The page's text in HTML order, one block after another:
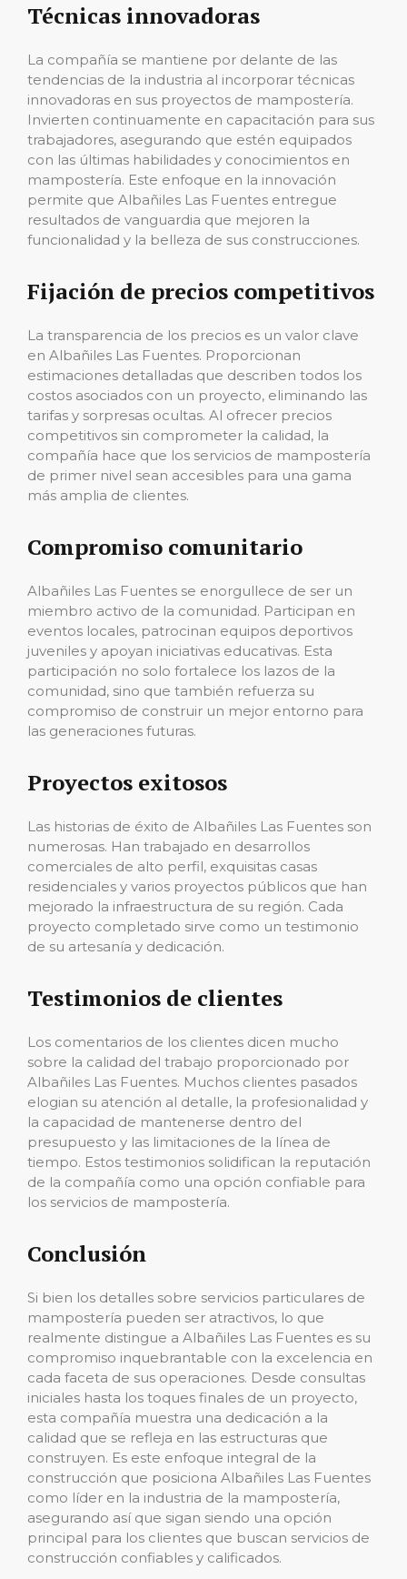
Técnicas innovadoras
La compañía se mantiene por delante de las
tendencias de la industria al incorporar técnicas
innovadoras en sus proyectos de mampostería.
Invierten continuamente en capacitación para sus
trabajadores, asegurando que estén equipados
con las últimas habilidades y conocimientos en
mampostería. Este enfoque en la innovación
permite que Albañiles Las Fuentes entregue
resultados de vanguardia que mejoren la
funcionalidad y la belleza de sus construcciones.
Fijación de precios competitivos
La transparencia de los precios es un valor clave
en Albañiles Las Fuentes. Proporcionan
estimaciones detalladas que describen todos los
costos asociados con un proyecto, eliminando las
tarifas y sorpresas ocultas. Al ofrecer precios
competitivos sin comprometer la calidad, la
compañía hace que los servicios de mampostería
de primer nivel sean accesibles para una gama
más amplia de clientes.
Compromiso comunitario
Albañiles Las Fuentes se enorgullece de ser un
miembro activo de la comunidad. Participan en
eventos locales, patrocinan equipos deportivos
juveniles y apoyan iniciativas educativas. Esta
participación no solo fortalece los lazos de la
comunidad, sino que también refuerza su
compromiso de construir un mejor entorno para
las generaciones futuras.
Proyectos exitosos
Las historias de éxito de Albañiles Las Fuentes son
numerosas. Han trabajado en desarrollos
comerciales de alto perfil, exquisitas casas
residenciales y varios proyectos públicos que han
mejorado la infraestructura de su región. Cada
proyecto completado sirve como un testimonio
de su artesanía y dedicación.
Testimonios de clientes
Los comentarios de los clientes dicen mucho
sobre la calidad del trabajo proporcionado por
Albañiles Las Fuentes. Muchos clientes pasados ​​
elogian su atención al detalle, la profesionalidad y
la capacidad de mantenerse dentro del
presupuesto y las limitaciones de la línea de
tiempo. Estos testimonios solidifican la reputación
de la compañía como una opción confiable para
los servicios de mampostería.
Conclusión
Si bien los detalles sobre servicios particulares de
mampostería pueden ser atractivos, lo que
realmente distingue a Albañiles Las Fuentes es su
compromiso inquebrantable con la excelencia en
cada faceta de sus operaciones. Desde consultas
iniciales hasta los toques finales de un proyecto,
esta compañía muestra una dedicación a la
calidad que se refleja en las estructuras que
construyen. Es este enfoque integral de la
construcción que posiciona Albañiles Las Fuentes
como líder en la industria de la mampostería,
asegurando así que sigan siendo una opción
principal para los clientes que buscan servicios de
construcción confiables y calificados.